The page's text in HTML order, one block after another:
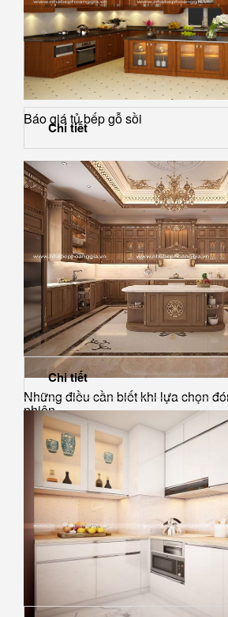
Báo giá tủ bếp gỗ sồi
Chi tiết
Những điều cần biết khi lựa chọn
nhiên
Chi tiết